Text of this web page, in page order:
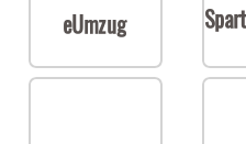
eUmzug